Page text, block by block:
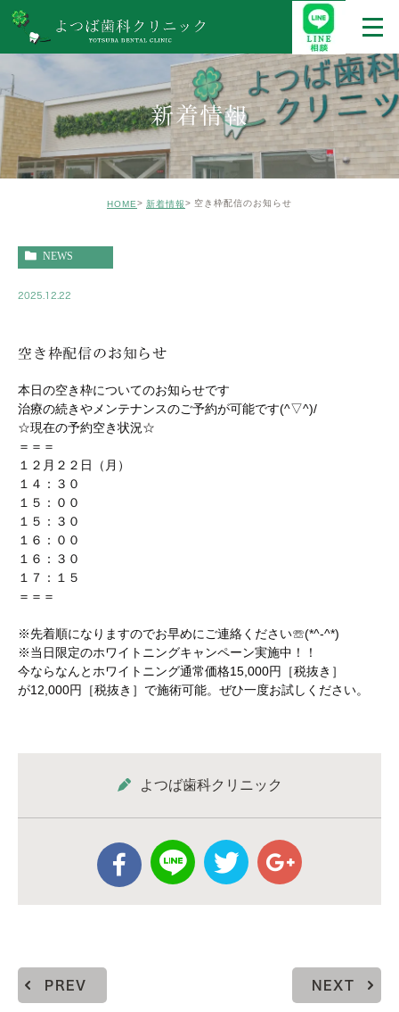
新着情報
HOME 新着情報 空き枠配信のお知らせ
NEWS
2025.12.22
空き枠配信のお知らせ
本日の空き枠についてのお知らせです
治療の続きやメンテナンスのご予約が可能です(^▽^)/
☆現在の予約空き状況☆
＝＝＝
１２月２２日（月）
１４：３０
１５：００
１５：３０
１６：００
１６：３０
１７：１５
＝＝＝
※先着順になりますのでお早めにご連絡ください☏(*^-^*)
※当日限定のホワイトニングキャンペーン実施中！！
今ならなんとホワイトニング通常価格15,000円［税抜き］
が12,000円［税抜き］で施術可能。ぜひ一度お試しください。
よつば歯科クリニック
PREV NEXT